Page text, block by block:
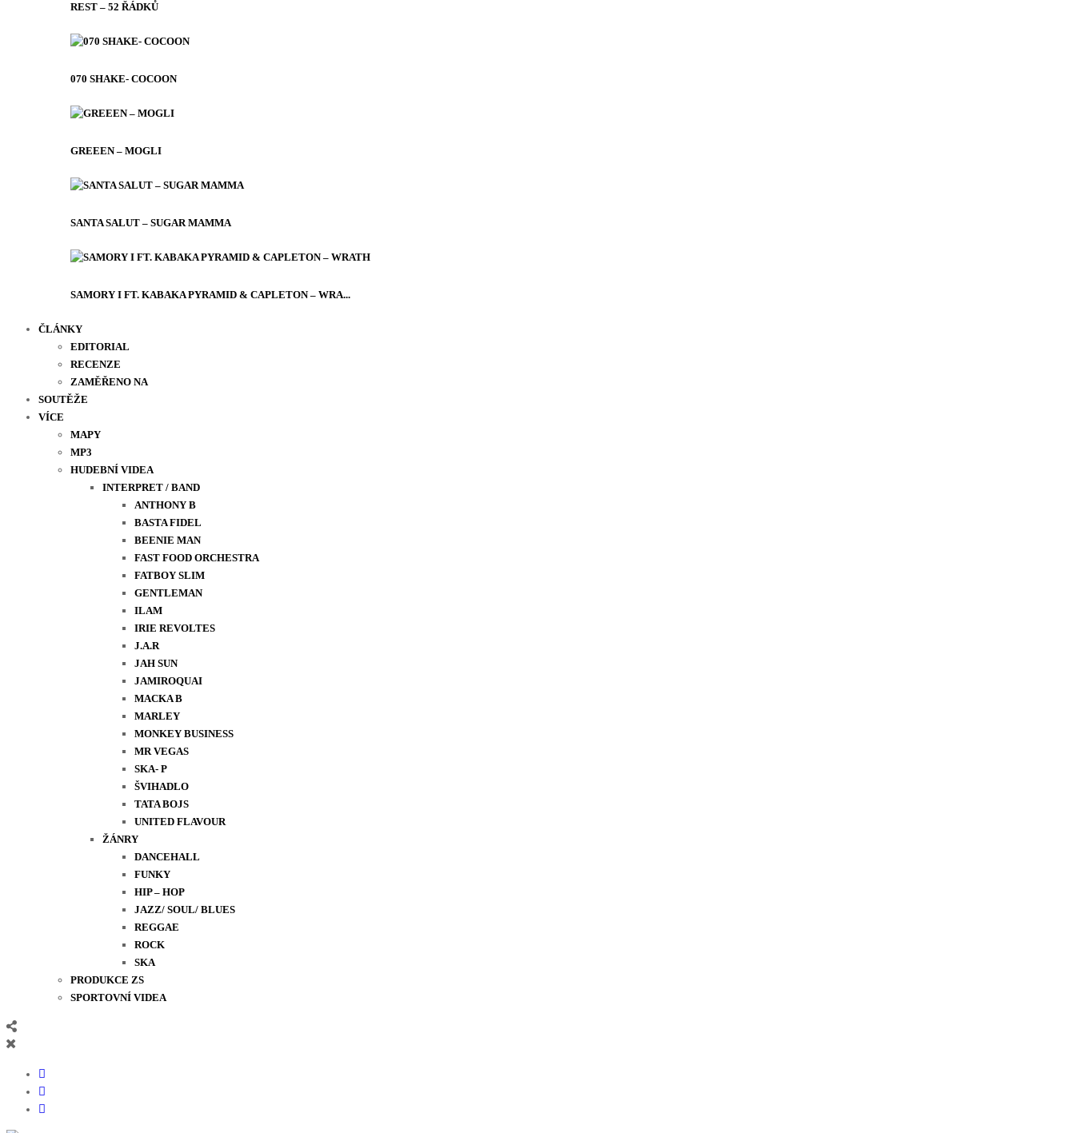
REST – 52 ŘÁDKŮ
070 SHAKE- COCOON
GREEEN – MOGLI
SANTA SALUT – SUGAR MAMMA
SAMORY I FT. KABAKA PYRAMID & CAPLETON – WRA...
ČLÁNKY
EDITORIAL
RECENZE
ZAMĚŘENO NA
SOUTĚŽE
VÍCE
MAPY
MP3
HUDEBNÍ VIDEA
INTERPRET / BAND
ANTHONY B
BASTA FIDEL
BEENIE MAN
FAST FOOD ORCHESTRA
FATBOY SLIM
GENTLEMAN
ILAM
IRIE REVOLTES
J.A.R
JAH SUN
JAMIROQUAI
MACKA B
MARLEY
MONKEY BUSINESS
MR VEGAS
SKA- P
ŠVIHADLO
TATA BOJS
UNITED FLAVOUR
ŽÁNRY
DANCEHALL
FUNKY
HIP – HOP
JAZZ/ SOUL/ BLUES
REGGAE
ROCK
SKA
PRODUKCE ZS
SPORTOVNÍ VIDEA